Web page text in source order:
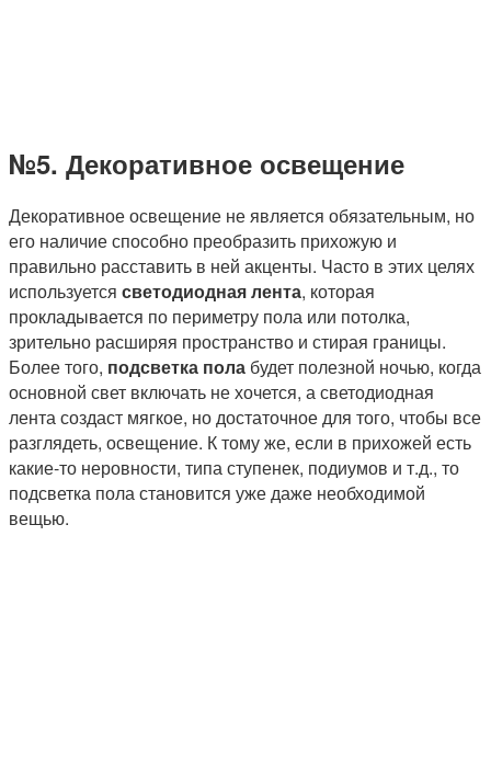
№5. Декоративное освещение
Декоративное освещение не является обязательным, но
его наличие способно преобразить прихожую и
правильно расставить в ней акценты. Часто в этих целях
используется светодиодная лента, которая
прокладывается по периметру пола или потолка,
зрительно расширяя пространство и стирая границы.
Более того, подсветка пола будет полезной ночью, когда
основной свет включать не хочется, а светодиодная
лента создаст мягкое, но достаточное для того, чтобы все
разглядеть, освещение. К тому же, если в прихожей есть
какие-то неровности, типа ступенек, подиумов и т.д., то
подсветка пола становится уже даже необходимой
вещью.